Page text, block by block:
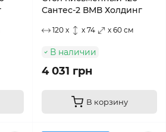
Сантес-2 ВМВ Холдинг
120 x x 74 x 60 см
В наличии
4 031 грн
В корзину